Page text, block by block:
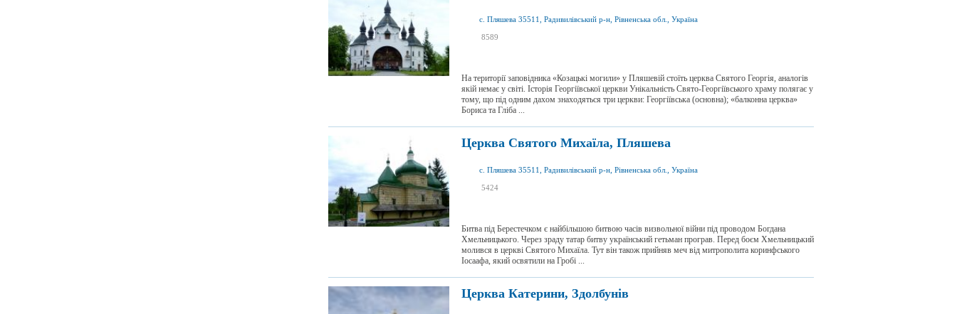
с. Пляшева 35511, Радивилівський р-н, Рівненська обл., Україна
8589
На території заповідника «Козацькі могили» у Пляшевій стоїть церква Святого Георгія, аналогів
якій немає у світі. Історія Георгіївської церкви Унікальність Свято-Георгіївського храму полягає у
тому, що під одним дахом знаходяться три церкви: Георгіївська (основна); «балконна церква»
Бориса та Гліба ...
Церква Святого Михаїла, Пляшева
с. Пляшева 35511, Радивилівський р-н, Рівненська обл., Україна
5424
Битва під Берестечком є найбільшою битвою часів визвольної війни під проводом Богдана
Хмельницького. Через зраду татар битву український гетьман програв. Перед боєм Хмельницький
молився в церкві Святого Михаїла. Тут він також прийняв меч від митрополита коринфського
Іосаафа, який освятили на Гробі ...
Церква Катерини, Здолбунів